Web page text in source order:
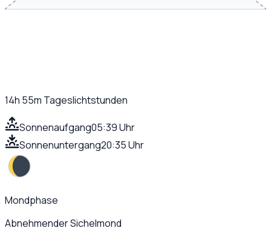
14h 55m Tageslichtstunden
Sonnenaufgang05:39 Uhr
Sonnenuntergang20:35 Uhr
Mondphase
Abnehmender Sichelmond